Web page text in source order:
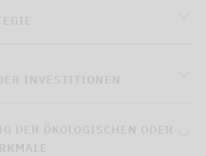
INVESTITIONEN
DER ÖKOLOGISCHEN ODER